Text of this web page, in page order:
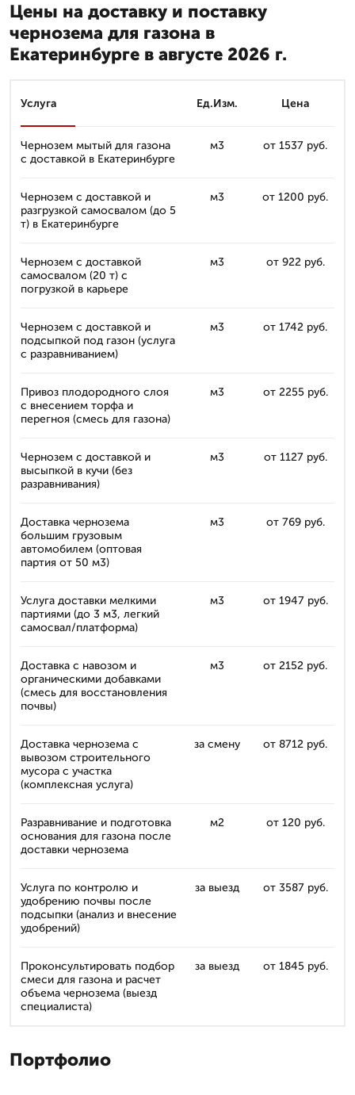
Цены на доставку и поставку
чернозема для газона в
Екатеринбурге в августе 2026 г.
Услуга Ед.Изм. Цена
Чернозем мытый для газона
с доставкой в Екатеринбурге
м3 от 1537 руб.
Чернозем с доставкой и
разгрузкой самосвалом (до 5
т) в Екатеринбурге
м3 от 1200 руб.
Чернозем с доставкой
самосвалом (20 т) с
погрузкой в карьере
м3 от 922 руб.
Чернозем с доставкой и
подсыпкой под газон (услуга
с разравниванием)
м3 от 1742 руб.
Привоз плодородного слоя
с внесением торфа и
перегноя (смесь для газона)
м3 от 2255 руб.
Чернозем с доставкой и
высыпкой в кучи (без
разравнивания)
м3 от 1127 руб.
Доставка чернозема
большим грузовым
автомобилем (оптовая
партия от 50 м3)
м3 от 769 руб.
Услуга доставки мелкими
партиями (до 3 м3, легкий
самосвал/платформа)
м3 от 1947 руб.
Доставка с навозом и
органическими добавками
(смесь для восстановления
почвы)
м3 от 2152 руб.
Доставка чернозема с
вывозом строительного
мусора с участка
(комплексная услуга)
за смену от 8712 руб.
Разравнивание и подготовка
основания для газона после
доставки чернозема
м2 от 120 руб.
Услуга по контролю и
удобрению почвы после
подсыпки (анализ и внесение
удобрений)
за выезд от 3587 руб.
Проконсультировать подбор
смеси для газона и расчет
объема чернозема (выезд
специалиста)
за выезд от 1845 руб.
Портфолио